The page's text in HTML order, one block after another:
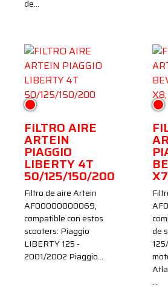
de…
Rojo
FILTRO AIRE
ARTEIN
PIAGGIO
LIBERTY 4T
50/125/150/200
Filtro de aire Artein
AF00000000069,
compatible con estos
scooters: Piaggio
LIBERTY 125 -
2001/2002 Piaggio…
Rojo
de
…